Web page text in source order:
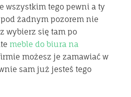
wszystkim tego pewni a ty
żadnym pozorem nie
wybierz się tam po
meble do biura na
możesz je zamawiać w
sam już jesteś tego